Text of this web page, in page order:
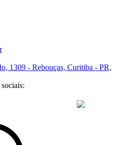
1309 - Rebouças, Curitiba - PR,